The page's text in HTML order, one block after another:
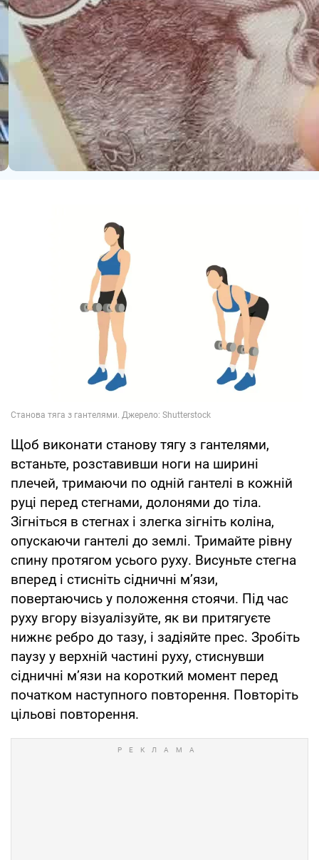
Щоб виконати станову тягу з гантелями,
встаньте, розставивши ноги на ширині
плечей, тримаючи по одній гантелі в кожній
руці перед стегнами, долонями до тіла.
Зігніться в стегнах і злегка зігніть коліна,
опускаючи гантелі до землі. Тримайте рівну
спину протягом усього руху. Висуньте стегна
вперед і стисніть сідничні м’язи,
повертаючись у положення стоячи. Під час
руху вгору візуалізуйте, як ви притягуєте
нижнє ребро до тазу, і задіяйте прес. Зробіть
паузу у верхній частині руху, стиснувши
сідничні м’язи на короткий момент перед
початком наступного повторення. Повторіть
цільові повторення.